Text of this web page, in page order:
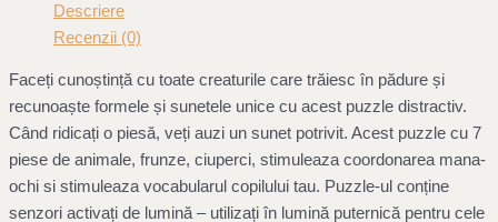
Descriere
Recenzii (0)
Faceți cunoștință cu toate creaturile care trăiesc în pădure și
recunoaște formele și sunetele unice cu acest puzzle distractiv.
Când ridicați o piesă, veți auzi un sunet potrivit. Acest puzzle cu 7
piese de animale, frunze, ciuperci, stimuleaza coordonarea mana-
ochi si stimuleaza vocabularul copilului tau. Puzzle-ul conține
senzori activați de lumină – utilizați în lumină puternică pentru cele